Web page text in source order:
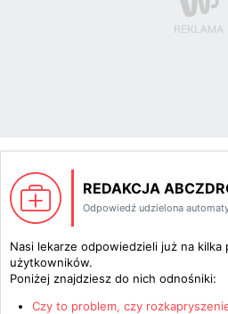
REDAKCJA
Odpowiedź udzielona
Nasi lekarze odpowiedzieli już na
użytkowników.
Poniżej znajdziesz do nich odnośniki:
Czy to problem, czy